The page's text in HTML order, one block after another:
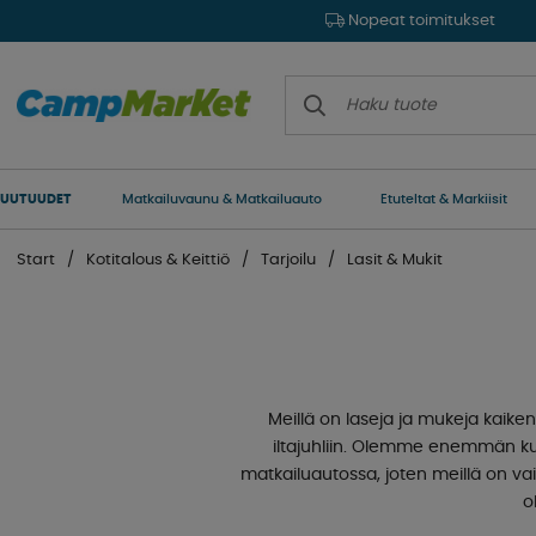
Nopeat toimitukset
UUTUUDET Matkailuvaunu & Matkailuauto Etuteltat & Markiisit
Start Kotitalous & Keittiö Tarjoilu Lasit & Mukit
Meillä on laseja ja mukeja
iltajuhliin. Olemme enemmän
matkailuautossa, joten meillä on